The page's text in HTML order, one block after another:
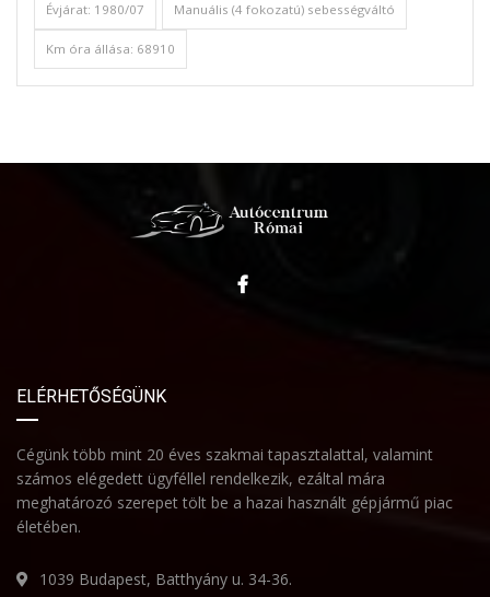
Évjárat: 1980/07 Manuális (4 fokozatú) sebességváltó
Km óra állása: 68910
ELÉRHETŐSÉGÜNK
Cégünk több mint 20 éves szakmai tapasztalattal, valamint
számos elégedett ügyféllel rendelkezik, ezáltal mára
meghatározó szerepet tölt be a hazai használt gépjármű piac
életében.
1039 Budapest, Batthyány u. 34-36.